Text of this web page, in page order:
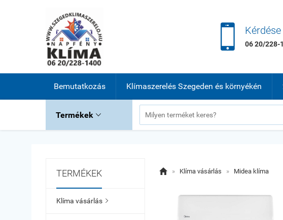
 06 20/228-
Bemutatkozás Klímaszerelés Szegeden és környékén
Termékek 
TERMÉKEK
Klíma vásárlás 
 » Klíma vásárlás » Midea klíma